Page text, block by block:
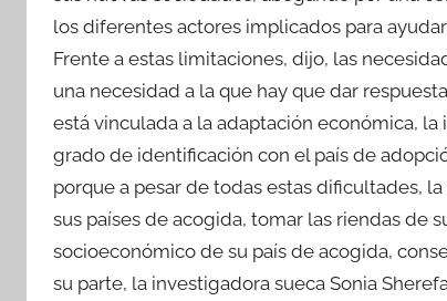
los diferentes actores implicados para
Frente a estas limitaciones, dijo, las
una necesidad a la que hay que dar
está vinculada a la adaptación económica,
grado de identificación con el país de
porque a pesar de todas estas dificultades,
sus países de acogida, tomar las riendas de
socioeconómico de su país de acogida,
su parte, la investigadora sueca Sonia